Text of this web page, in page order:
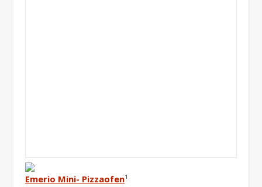
Emerio Mini- Pizzaofen¹